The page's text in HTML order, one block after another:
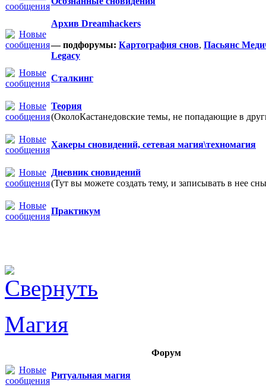
Архив Dreamhackers
— подфорумы: Картография снов, Пасьянс
Legacy
Сталкинг
Теория
(ОколоКастанедовские темы, не попадающие в
Хакеры сновидений, сетевая магия\техномагия
Дневник сновидений
(Тут вы можете создать тему, и записывать в нее
Практикум
Магия
Форум
Ритуальная магия